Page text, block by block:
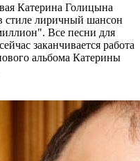
Катерина Голицына
стиле лиричный шансон
Все песни для
заканчивается работа
альбома Катерины